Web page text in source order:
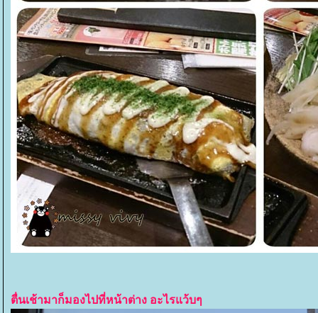
ตื่นเช้ามาก็มองไปที่หน้าต่าง อะไรแว้บๆ